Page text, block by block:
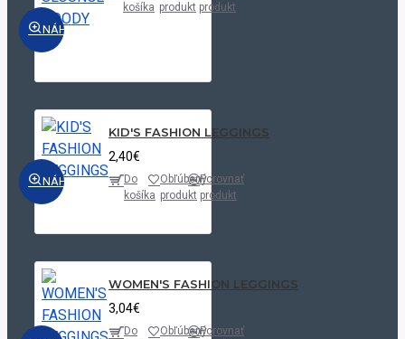
NÁHĽAD
košíka produkt produkt
NÁHĽAD
KID'S FASHION LEGGINGS
2,40€
Do
košíka
Obľúbený
produkt
Porovnať
produkt
WOMEN'S FASHION LEGGINGS
3,04€
Do
ObľúbenýPorovnať